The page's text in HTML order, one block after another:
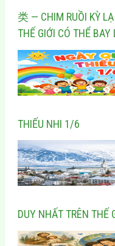
类 — CHIM RUỒI KỲ
THẾ GIỚI CÓ THỂ BAY
THIẾU NHI 1/6
DUY NHẤT TRÊN THẾ